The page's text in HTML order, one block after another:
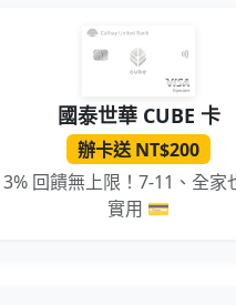
國泰世華 CUBE 卡
辦卡送 NT$200
回饋無上限！7-11、全家
實用 💳